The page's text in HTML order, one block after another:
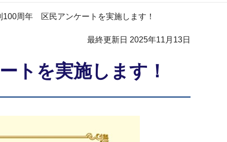
100周年 区民アンケートを実施します！
最終更新日 2025年11月13日
トを実施します！